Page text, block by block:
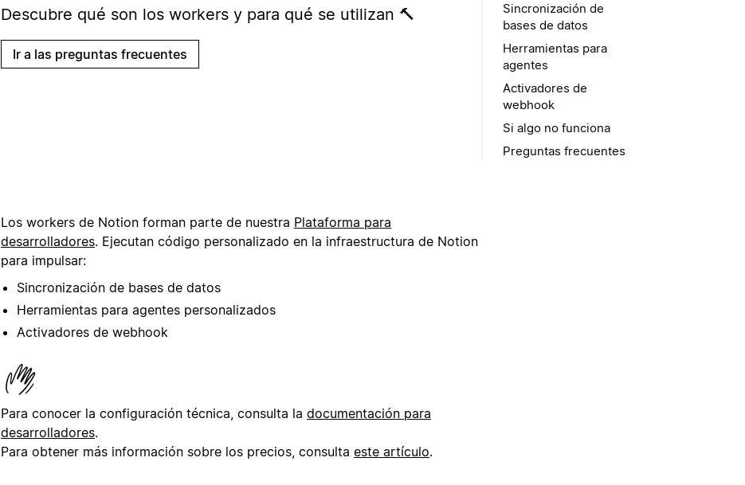
Descubre qué son los workers y para qué se utilizan 🔨
Ir a las preguntas frecuentes
Los workers de Notion forman parte de nuestra Plataforma para
desarrolladores. Ejecutan código personalizado en la infraestructura de Notion
para impulsar:
Sincronización de bases de datos
Herramientas para agentes personalizados
Activadores de webhook
Para conocer la configuración técnica, consulta la documentación para
desarrolladores.
Para obtener más información sobre los precios, consulta este artículo.
Sincronización de
bases de datos
Herramientas para
agentes
Activadores de
webhook
Si algo no funciona
Preguntas frecuentes